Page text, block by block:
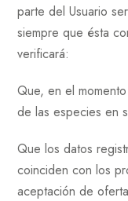
parte del Usuario
siempre que ésta
verificará:
Que, en el
de las especies en
Que los datos
coinciden con los
aceptación de